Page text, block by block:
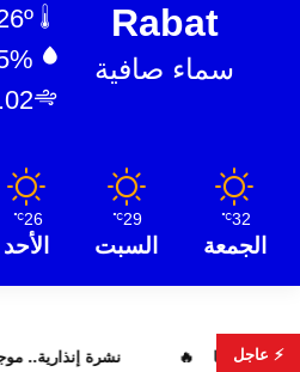
Rabat
سماء صافية
2.02
32
℃
الجمعة
29
℃
السبت
26
℃
الأحد
⚡ عاجلالبحث عن هويات الضحايا